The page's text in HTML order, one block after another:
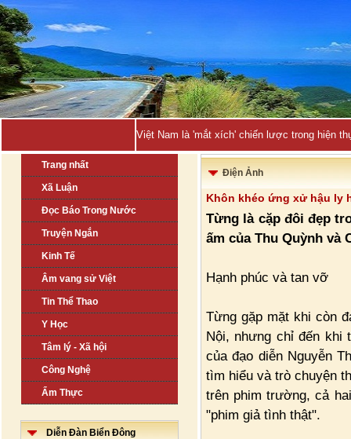
Việt Nam là 'mắt xích' chiến lược trong hiện
Trang nhất
Xã Luận
Đọc Báo Trong Nước
Truyện Ngắn
Kinh Tế
Âm vang sử Việt
Tin Thể Thao
Y Học
Tâm lý - Xã hội
Công Nghệ
Ẩm Thực
Diễn Đàn Biển Đông
Điện Ảnh
Khôn khéo ứng xử hậu ly
Từng là cặp đôi đẹp
ấm của Thu Quỳnh và
Hạnh phúc và tan vỡ
Từng gặp mặt khi còn
Nội, nhưng chỉ đến khi
của đạo diễn Nguyễn
tìm hiểu và trò chuyện
trên phim trường, cả
"phim giả tình thật".